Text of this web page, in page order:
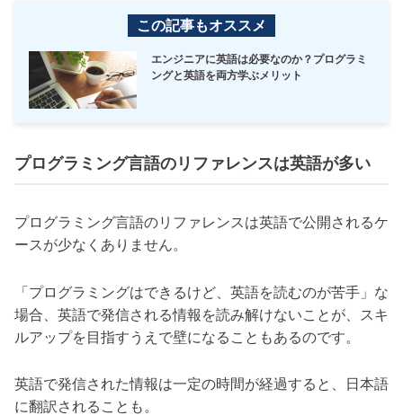
この記事もオススメ
エンジニアに英語は必要なのか？プログラミ
ングと英語を両方学ぶメリット
プログラミング言語のリファレンスは英語が多い
プログラミング言語のリファレンスは英語で公開されるケ
ースが少なくありません。
「プログラミングはできるけど、英語を読むのが苦手」な
場合、英語で発信される情報を読み解けないことが、スキ
ルアップを目指すうえで壁になることもあるのです。
英語で発信された情報は一定の時間が経過すると、日本語
に翻訳されることも。